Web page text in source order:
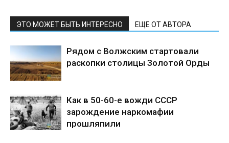
ЭТО МОЖЕТ БЫТЬ ИНТЕРЕСНО ЕЩЕ ОТ АВТОРА
Рядом с Волжским стартовали
раскопки столицы Золотой Орды
Как в 50-60-е вожди СССР
зарождение наркомафии
прошляпили